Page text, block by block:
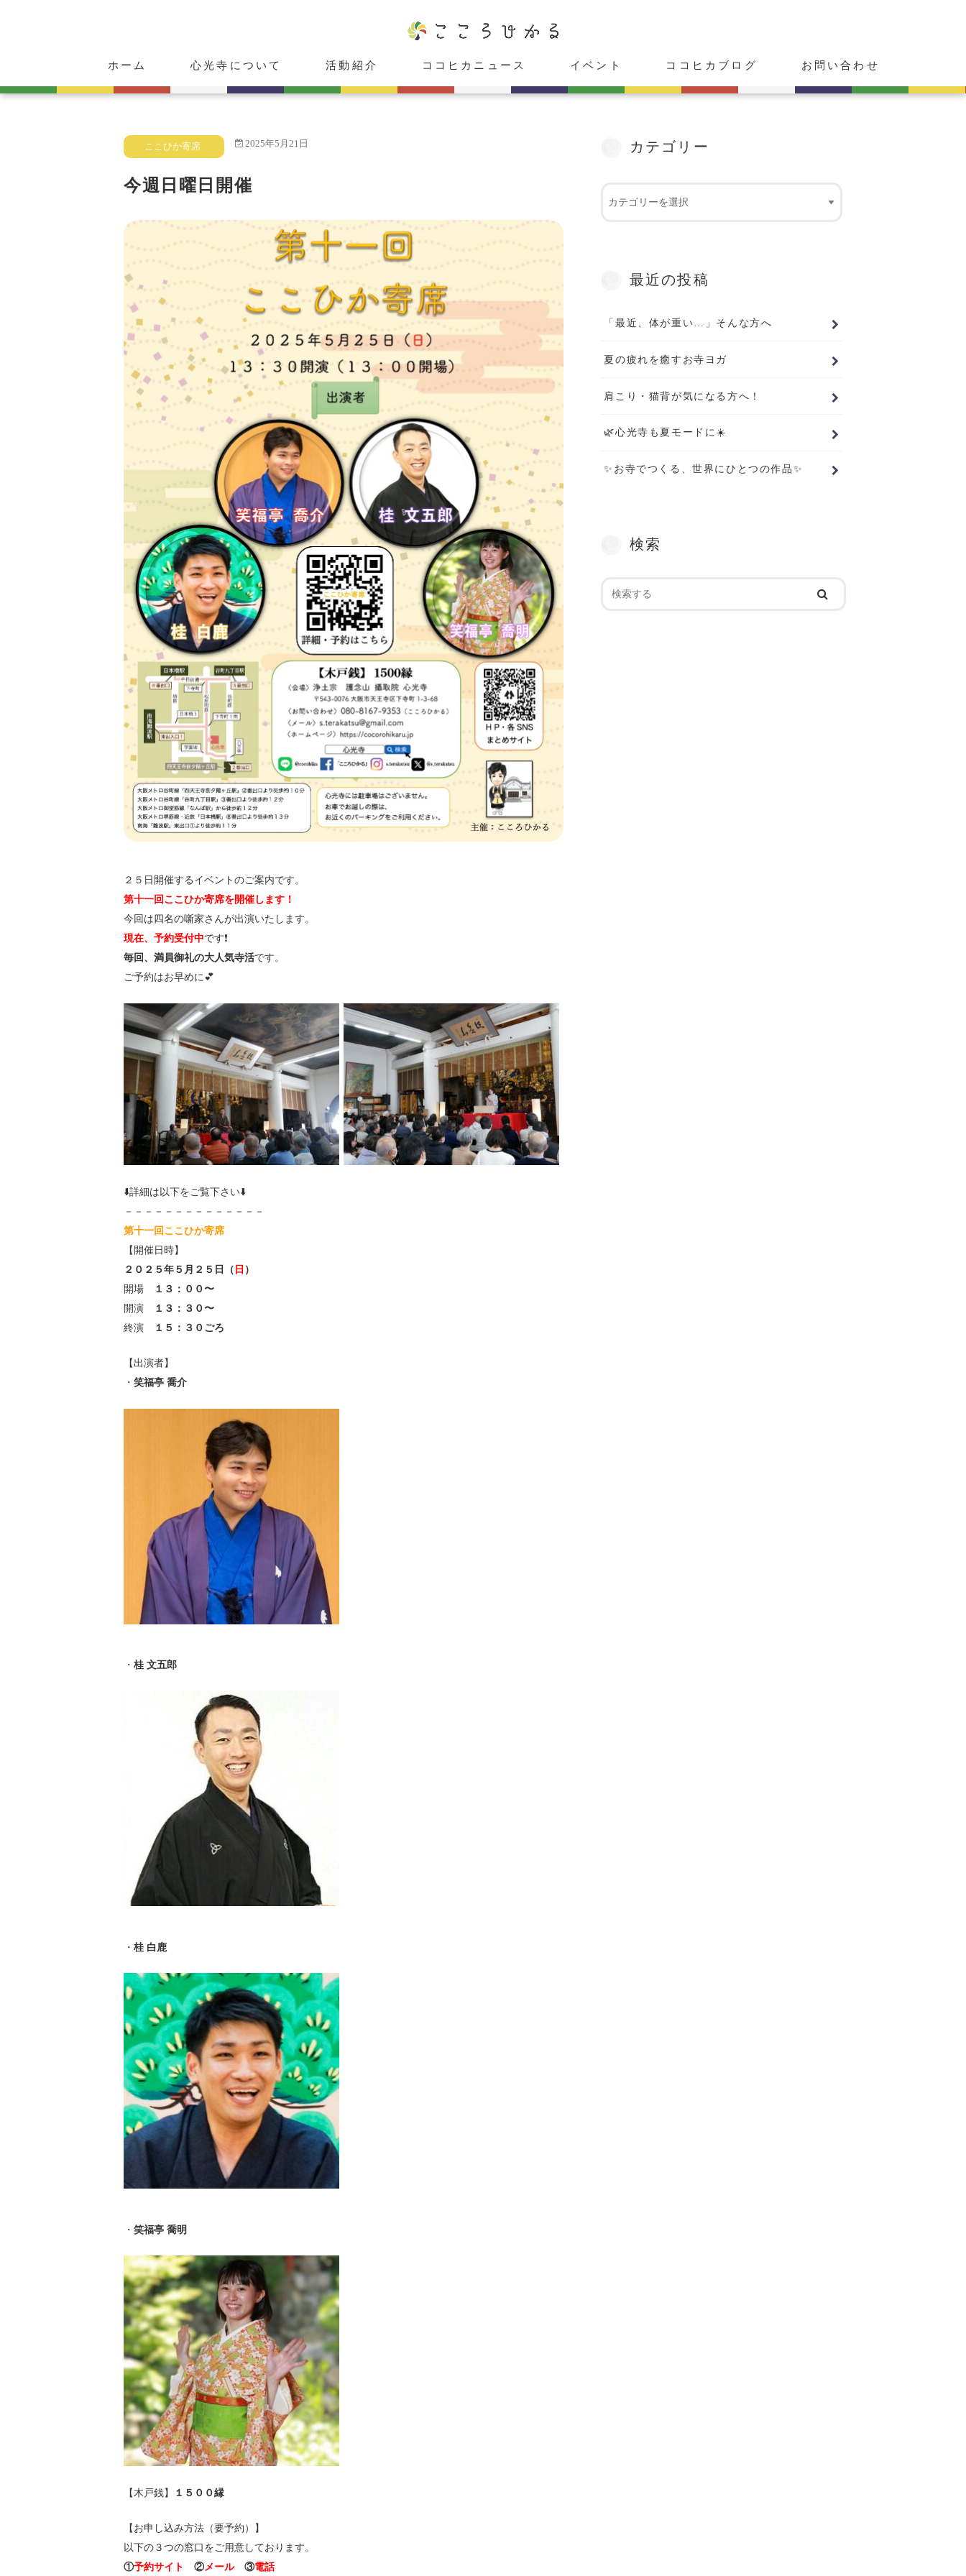
ホーム 心光寺について
ご挨拶
心光寺の歴史
ご朱印・お守り
動物供養のご案内
活動紹介
ココヒカスタジオ
cafeこころひかる
癒し庵「HIKARU」
レンタルスペース「心」
ココヒカメンバー紹介
ココヒカニュース
お知らせ
メディア出演情報
イベント
受付中
受付終了
ココヒカブログ お問い合わせ
ここひか寄席 2025年5月21日
今週日曜日開催
２５日開催するイベントのご案内です。
第十一回ここひか寄席を開催します！
今回は四名の噺家さんが出演いたします。
現在、予約受付中です❗️
毎回、満員御礼の大人気寺活です。
ご予約はお早めに💕
⬇️詳細は以下をご覧下さい⬇️
－－－－－－－－－－－－－－
第十一 回ここひか寄席
【開催日時】
２０２５年５月２５日（ 日 ）
開場
１３：００〜
開演
１３：３０〜
終演
１５：３０ごろ
【出演者】
・ 笑福亭 喬介
・ 桂 文五郎
・ 桂 白鹿
・ 笑福亭 喬明
【木戸銭】 １５００縁
【お申し込み方法（要予約）】
以下の３つの窓口をご用意しております。
①予約サイト ②メール ③電話
カテゴリー
最近の投稿
「最近、体が重い…」そんな方へ
夏の疲れを癒すお寺ヨガ
肩こり・猫背が気になる方へ！
🌿心光寺も夏モードに☀️
✨お寺でつくる、世界にひとつの作品✨
検索